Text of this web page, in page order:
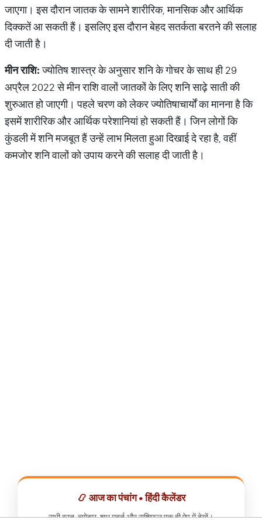
जाएगा। इस दौरान जातक के सामने शारीरिक, मानसिक और आर्थिक
दिक्कतें आ सकती हैं। इसलिए इस दौरान बेहद सतर्कता बरतने की सलाह
दी जाती है।
मीनराशि:ज्योतिष शास्त्र के अनुसार शनि के गोचर के साथ ही 29
अप्रैल 2022 से मीन राशि वालों जातकों के लिए शनि साढ़े साती की
शुरुआत हो जाएगी। पहले चरण को लेकर ज्योतिषाचार्यों का मानना है कि
इसमें शारीरिक और आर्थिक परेशानियां हो सकती हैं। जिन लोगों कि
कुंडली में शनि मजबूत हैं उन्हें लाभ मिलता हुआ दिखाई दे रहा है, वहीं
कमजोर शनि वालों को उपाय करने की सलाह दी जाती है।
📿 आज का पंचांग • हिंदी कैलेंडर
सभी व्रत, त्योहार, शुभ मुहूर्त और राशिफल एक ही ऐप में देखें।